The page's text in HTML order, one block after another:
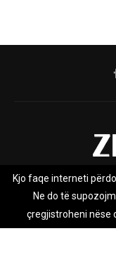
Rreth nesh
Zhurnal.mk është
Kjo faqe interneti
Ne do të
çregjistroheni nëse